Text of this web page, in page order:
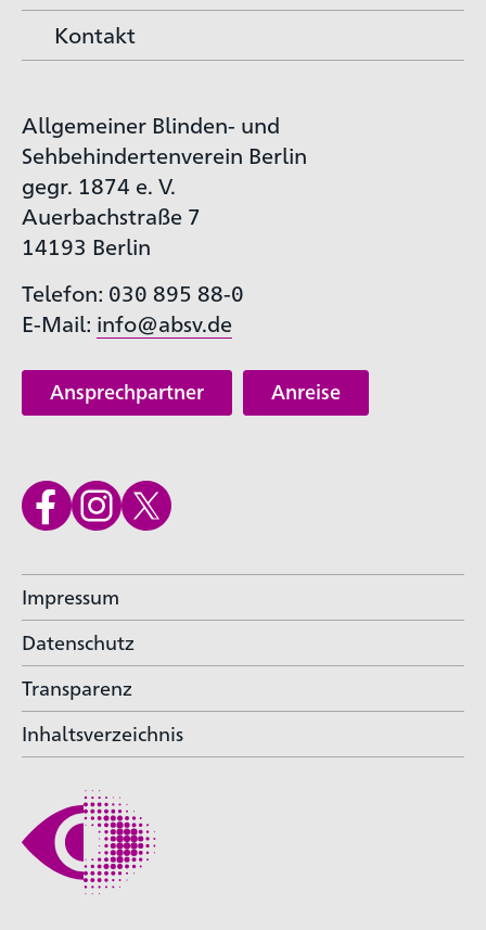
Kontakt
Allgemeiner Blinden- und
Sehbehindertenverein Berlin
gegr. 1874 e. V.
Auerbachstraße 7
14193 Berlin
Telefon: 030 895 88-0
E-Mail: info@absv.de
Ansprechpartner Anreise
Impressum
Datenschutz
Transparenz
Inhaltsverzeichnis